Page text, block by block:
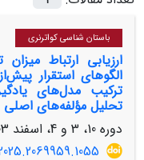
باستان شناسی کواترنری
ارزیابی ارتباط
الگوهای استقرار
ترکیب مدل‌های
تحلیل مؤلفه‌های اصلی
دوره 10، 3 و 4، اسفند 1403، صفحه